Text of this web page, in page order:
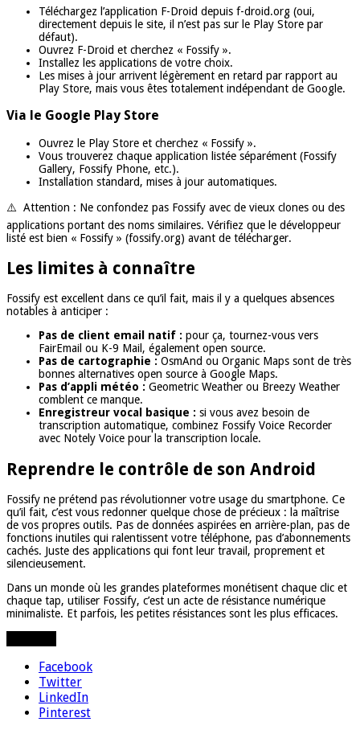
Téléchargez l’application F-Droid depuis f-droid.org (oui,
directement depuis le site, il n’est pas sur le Play Store par
défaut).
Ouvrez F-Droid et cherchez « Fossify ».
Installez les applications de votre choix.
Les mises à jour arrivent légèrement en retard par rapport au
Play Store, mais vous êtes totalement indépendant de Google.
Via le Google Play Store
Ouvrez le Play Store et cherchez « Fossify ».
Vous trouverez chaque application listée séparément (Fossify
Gallery, Fossify Phone, etc.).
Installation standard, mises à jour automatiques.
⚠️ Attention : Ne confondez pas Fossify avec de vieux clones ou des
applications portant des noms similaires. Vérifiez que le développeur
listé est bien « Fossify » (fossify.org) avant de télécharger.
Les limites à connaître
Fossify est excellent dans ce qu’il fait, mais il y a quelques absences
notables à anticiper :
Pas de client email natif : pour ça, tournez-vous vers
FairEmail ou K-9 Mail, également open source.
Pas de cartographie : OsmAnd ou Organic Maps sont de très
bonnes alternatives open source à Google Maps.
Pas d’appli météo : Geometric Weather ou Breezy Weather
comblent ce manque.
Enregistreur vocal basique : si vous avez besoin de
transcription automatique, combinez Fossify Voice Recorder
avec Notely Voice pour la transcription locale.
Reprendre le contrôle de son Android
Fossify ne prétend pas révolutionner votre usage du smartphone. Ce
qu’il fait, c’est vous redonner quelque chose de précieux : la maîtrise
de vos propres outils. Pas de données aspirées en arrière-plan, pas de
fonctions inutiles qui ralentissent votre téléphone, pas d’abonnements
cachés. Juste des applications qui font leur travail, proprement et
silencieusement.
Dans un monde où les grandes plateformes monétisent chaque clic et
chaque tap, utiliser Fossify, c’est un acte de résistance numérique
minimaliste. Et parfois, les petites résistances sont les plus efficaces.
Facebook
Twitter
LinkedIn
Pinterest